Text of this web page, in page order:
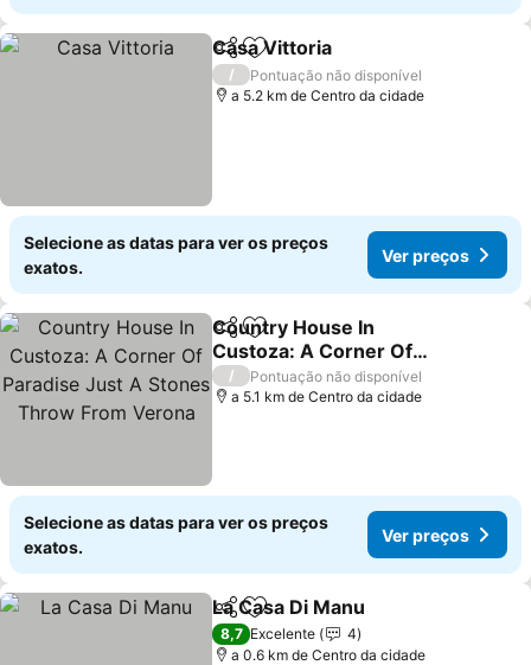
PartilharAdicionar aos favoritos
Casa Vittoria
/
Pontuação não disponível
a 5.2 km de Centro da cidade
Selecione as datas para ver os preços
exatos.
Ver preços
PartilharAdicionar aos favoritos
Country House In
Custoza: A Corner Of
Paradise Just A Stones
Throw From Verona
/
Pontuação não disponível
a 5.1 km de Centro da cidade
Selecione as datas para ver os preços
exatos.
Ver preços
PartilharAdicionar aos favoritos
La Casa Di Manu
8,7 Excelente
4
a 0.6 km de Centro da cidade